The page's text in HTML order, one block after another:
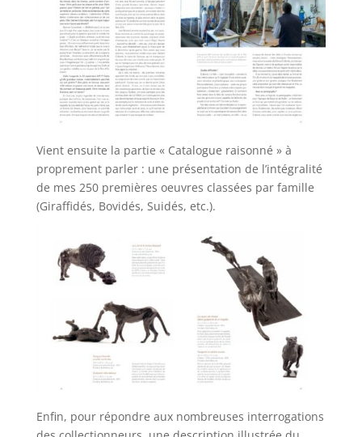
Vient ensuite la partie « Catalogue raisonné » à
proprement parler : une présentation de l’intégralité
de mes 250 premières oeuvres classées par famille
(Giraffidés, Bovidés, Suidés, etc.).
Enfin, pour répondre aux nombreuses interrogations